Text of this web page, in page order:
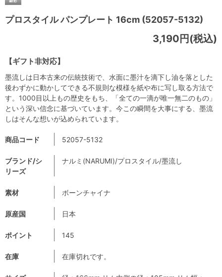
プロスタイル パンプレート 16cm (52057-5132)
【ギフト非対応】
3,190円(税込)
商品コード 52057-5132
ブランド/シ
リーズ
ナルミ(NARUMI)/プロスタイル/墨流し
素材 ボーンチャイナ
原産国 日本
ポイント 145
在庫 在庫切れです。
墨流しは日本古来の伝統技術で、水面に墨汁を滴下し油を落とした
後わずかに動かしてできる不規則な模様を紙や布に写し取る方法で
す。1000目以上もの歴史をもち、「全ての一滴が唯一無二のもの」
という深い信念に基づいています。今この瞬間を大事にする、墨流
しはそんな想いが込められています。